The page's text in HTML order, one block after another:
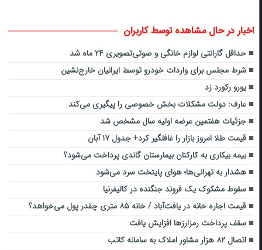
اخبار در حال مشاهده توسط کاربران
حداقل گارانتی لوازم خانگی و صوتی‌تصویری ۲۴ ماه شد
شرط مجلس برای واردات خودرو توسط ایرانیان خارج‌نشین
یورو رکورد زد
عارف: دولت مشکلات بخش خصوصی را پیگیری می‌کند
جزئیات هفتمین عرضه اولیه سال مشخص شد
قیمت طلا امروز بازار را غافلگیر کرد+ جدول ۱۷ آبان
بیمه بیکاری به کارکنان بیمارستان گاندی پرداخت می‌شود؟
هشدار به تهرانی‌ها؛ هوای پایتخت سرد می‌شود
سقوط مشکوک یک فروند جنگنده در کالیفرنیا
قیمت اجاره خانه در یافت‌آباد / خانه ۸۵ متری چقدر پول می‌خواهد؟
سقف پرداخت رمزارزها افزایش یافت
اتصال ۸۲ هزار مشاور املاک به سامانه کاتب